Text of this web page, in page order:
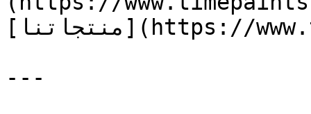
[منتجاتنا](https://www.timepaints.com/ar/products)
---